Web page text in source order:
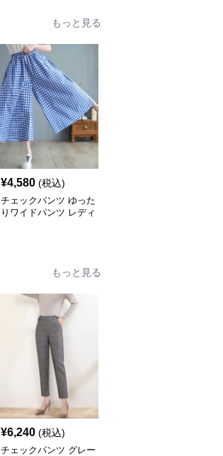
もっと見る
¥4,580 (税込)
チェックパンツ ゆった
りワイドパンツ レディ
もっと見る
¥6,240 (税込)
チェックパンツ グレー